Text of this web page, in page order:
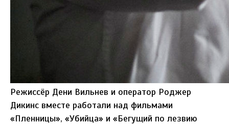
Режиссёр Дени Вильнев и оператор Роджер
Дикинс вместе работали над фильмами
«Пленницы», «Убийца» и «Бегущий по лезвию